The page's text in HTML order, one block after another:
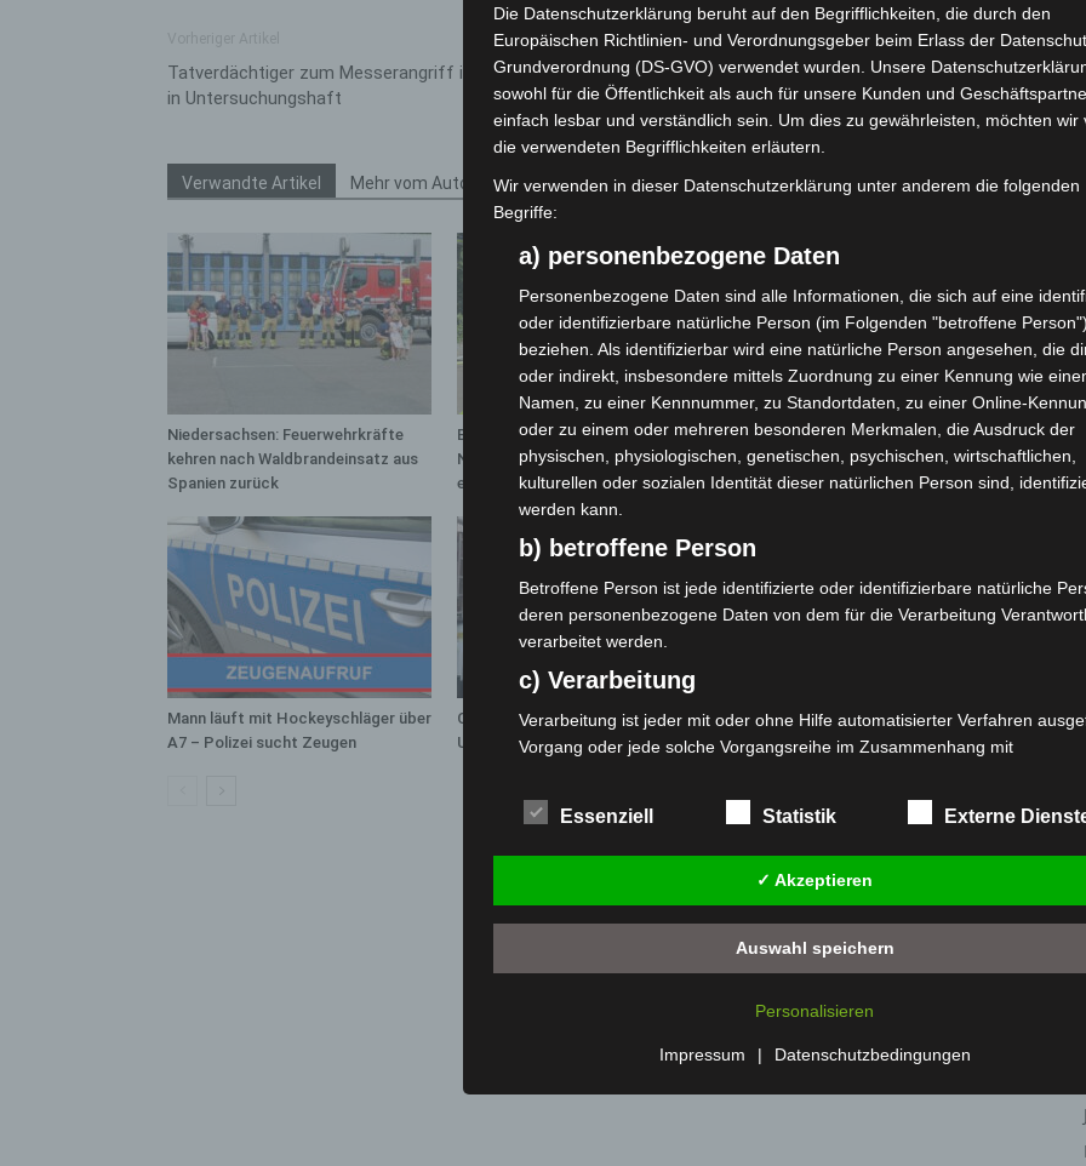
Tatverdächtiger zum Messerangriff in Neustadt
in Untersuchungshaft
Nächster Artikel
Johanniter im Gespräch mit Karl Lauterbach
Verwandte Artikel Mehr vom Autor
Niedersachsen: Feuerwehrkräfte
kehren nach Waldbrandeinsatz aus
Spanien zurück
Brand im „Haus der Begegnung“ in
Neuwarmbüchen schnell
eingedämmt
Region Hannover: 21 neue
Notfallsanitäter starten beim Roten
Kreuz
Mann läuft mit Hockeyschläger über
A7 – Polizei sucht Zeugen
Celle: Mensch stirbt bei Bagger-
Unfall auf Baustelle
Gasleitung bei McDonald’s-Umbau in
Langenhagen beschädigt
Die Datenschutzerklärung beruht auf den Begrifflichkeiten, die durch den
Europäischen Richtlinien- und Verordnungsgeber beim Erlass der
Grundverordnung (DS-GVO) verwendet wurden. Unsere
sowohl für die Öffentlichkeit als auch für unsere Kunden und
einfach lesbar und verständlich sein. Um dies zu gewährleisten, möchten wir
die verwendeten Begrifflichkeiten erläutern.
Wir verwenden in dieser Datenschutzerklärung unter anderem die folgenden
Begriffe:
a) personenbezogene Daten
Personenbezogene Daten sind alle Informationen, die sich auf eine
oder identifizierbare natürliche Person (im Folgenden "betroffene Person")
beziehen. Als identifizierbar wird eine natürliche Person angesehen, die
oder indirekt, insbesondere mittels Zuordnung zu einer Kennung wie
Namen, zu einer Kennnummer, zu Standortdaten, zu einer Online-
oder zu einem oder mehreren besonderen Merkmalen, die Ausdruck der
physischen, physiologischen, genetischen, psychischen, wirtschaftlichen,
kulturellen oder sozialen Identität dieser natürlichen Person sind,
werden kann.
b) betroffene Person
Betroffene Person ist jede identifizierte oder identifizierbare natürliche
deren personenbezogene Daten von dem für die Verarbeitung
verarbeitet werden.
c) Verarbeitung
Verarbeitung ist jeder mit oder ohne Hilfe automatisierter Verfahren
Vorgang oder jede solche Vorgangsreihe im Zusammenhang mit
das Ordnen, die Speicherung, die Anpassung oder Veränderung, das
das Abfragen, die Verwendung, die Offenlegung durch Übermittlung,
oder eine andere Form der Bereitstellung, den Abgleich oder die
die Einschränkung, das Löschen oder die Vernichtung.
d) Einschränkung der Verarbeitung
Einschränkung der Verarbeitung ist die Markierung gespeicherter
Profiling ist jede Art der automatisierten Verarbeitung personenbezogener
Daten, die darin besteht, dass diese personenbezogenen Daten
werden, um bestimmte persönliche Aspekte, die sich auf eine natürliche
Essenziell Statistik Externe
✓ Akzeptieren
Auswahl speichern
Personalisieren
Impressum | Datenschutzbedingungen